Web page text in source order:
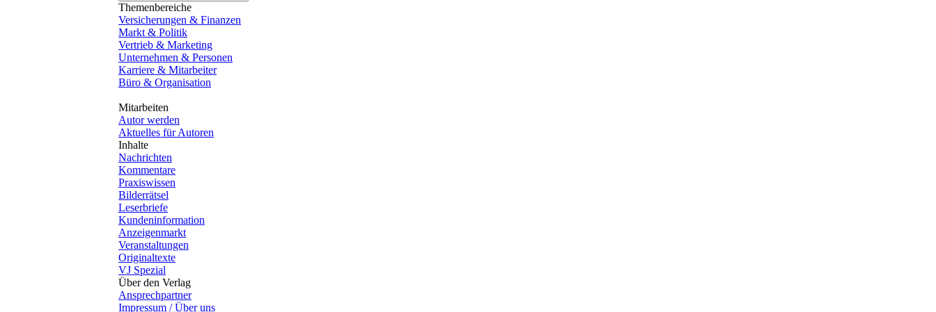
Themenbereiche
Versicherungen & Finanzen
Markt & Politik
Vertrieb & Marketing
Unternehmen & Personen
Karriere & Mitarbeiter
Büro & Organisation
Mitarbeiten
Autor werden
Aktuelles für Autoren
Inhalte
Nachrichten
Kommentare
Praxiswissen
Bilderrätsel
Leserbriefe
Kundeninformation
Anzeigenmarkt
Veranstaltungen
Originaltexte
VJ Spezial
Über den Verlag
Ansprechpartner
Impressum / Über uns